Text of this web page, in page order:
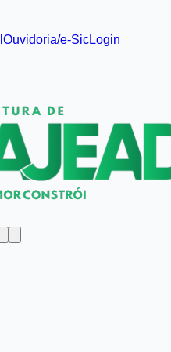
Ouvidoria/e-SicLogin